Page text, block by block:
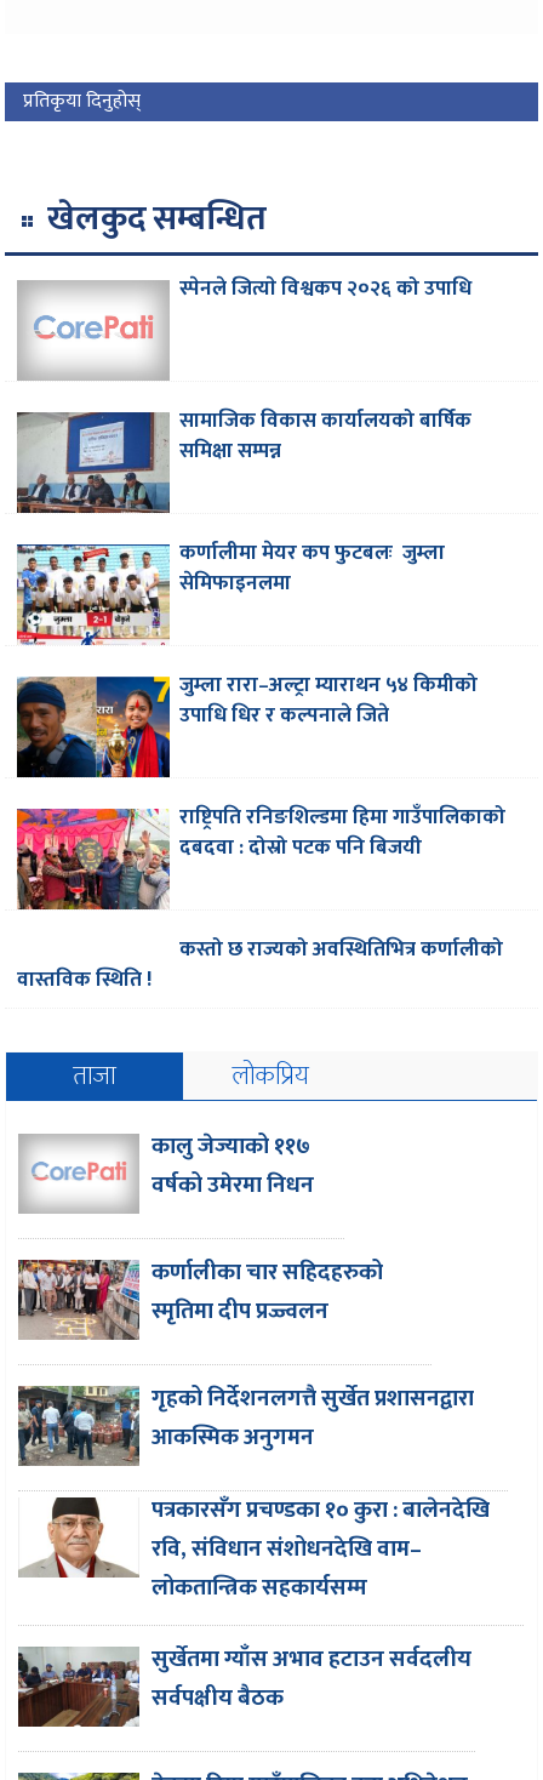
प्रतिकृया दिनुहोस्
खेलकुद सम्बन्धित
स्पेनले जित्याे विश्वकप २०२६ को उपाधि
सामाजिक विकास कार्यालयको बार्षिक
समिक्षा सम्पन्न
कर्णालीमा मेयर कप फुटबलः जुम्ला
सेमिफाइनलमा
जुम्ला रारा–अल्ट्रा म्याराथन ५४ किमीको
उपाधि धिर र कल्पनाले जिते
राष्ट्रिपति रनिङशिल्डमा हिमा गाउँपालिकाको
दबदवा : दोस्रो पटक पनि बिजयी
कस्तो छ राज्यको अवस्थितिभित्र कर्णालीको
वास्तविक स्थिति !
ताजा लोकप्रिय
कालु जेज्याको ११७
वर्षको उमेरमा निधन
कर्णालीका चार सहिदहरुको
स्मृतिमा दीप प्रज्ज्वलन
गृहको निर्देशनलगत्तै सुर्खेत प्रशासनद्वारा
आकस्मिक अनुगमन
पत्रकारसँग प्रचण्डका १० कुरा : बालेनदेखि
रवि, संविधान संशोधनदेखि वाम–
लोकतान्त्रिक सहकार्यसम्म
सुर्खेतमा ग्याँस अभाव हटाउन सर्वदलीय
सर्वपक्षीय बैठक